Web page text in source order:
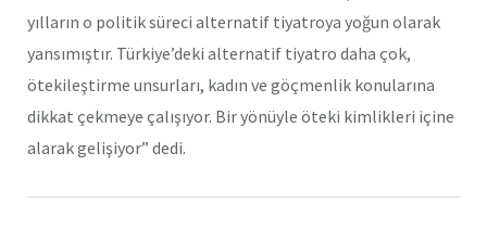
yılların o politik süreci alternatif tiyatroya yoğun olarak
yansımıştır. Türkiye’deki alternatif tiyatro daha çok,
ötekileştirme unsurları, kadın ve göçmenlik konularına
dikkat çekmeye çalışıyor. Bir yönüyle öteki kimlikleri içine
alarak gelişiyor” dedi.